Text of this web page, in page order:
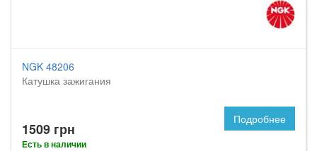
NGK 48206
Катушка зажигания
1509 грн
Есть в наличии
Подробнее